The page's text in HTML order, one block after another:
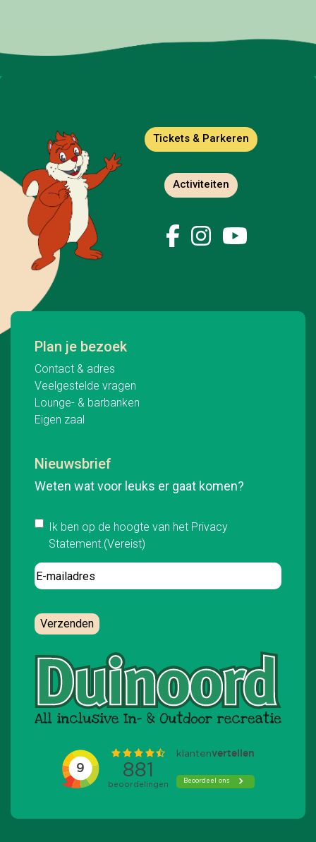
Tickets & Parkeren
Activiteiten
Plan je bezoek
Contact & adres
Veelgestelde vragen
Lounge- & barbanken
Eigen zaal
Nieuwsbrief
Weten wat voor leuks er gaat komen?
Instemming(Vereist)
Ik ben op de hoogte van het Privacy
Statement.(Vereist)
E-
mailadres